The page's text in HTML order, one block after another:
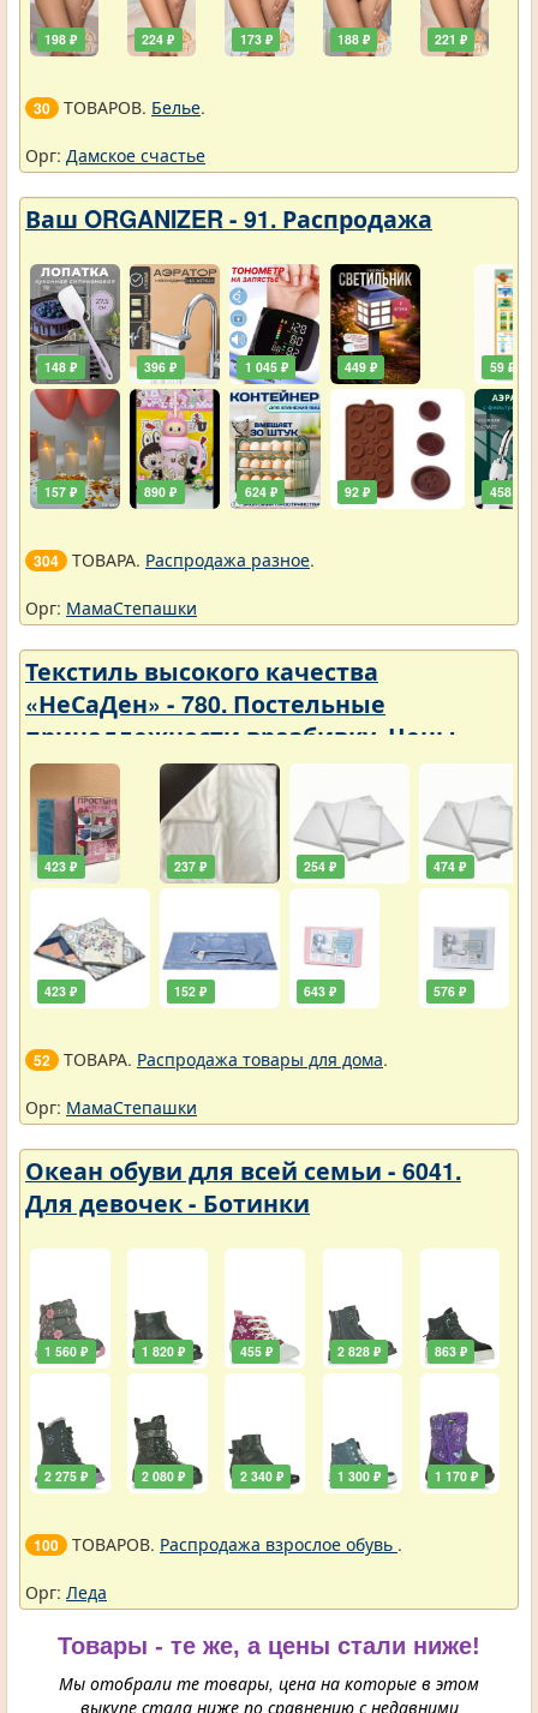
198 ₽ 224 ₽ 173 ₽ 188 ₽ 221 ₽
30 ТОВАРОВ. Белье.
Орг: Дамское счастье
Ваш ORGANIZER - 91. Распродажа
148 ₽
157 ₽
396 ₽
890 ₽
1 045 ₽
624 ₽
449 ₽
92 ₽
59 ₽
458 ₽
304 ТОВАРА. Распродажа разное.
Орг: МамаСтепашки
Текстиль высокого качества
«НеСаДен» - 780. Постельные
принадлежности вразбивку. Цены
упали
423 ₽
423 ₽
237 ₽
152 ₽
254 ₽
643 ₽
474 ₽
576 ₽
52 ТОВАРА. Распродажа товары для дома.
Орг: МамаСтепашки
Океан обуви для всей семьи - 6041.
Для девочек - Ботинки
1 560 ₽
2 275 ₽
1 820 ₽
2 080 ₽
455 ₽
2 340 ₽
2 828 ₽
1 300 ₽
863 ₽
1 170 ₽
100 ТОВАРОВ. Распродажа взрослое обувь .
Орг: Леда
Товары - те же, а цены стали ниже!
Мы отобрали те товары, цена на которые в этом
выкупе стала ниже по сравнению с недавними